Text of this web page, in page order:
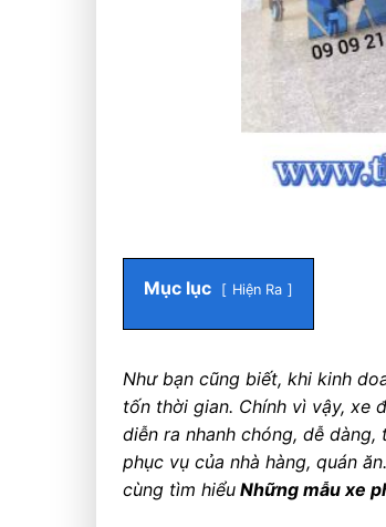
Mục lục Hiện Ra
Như bạn cũng biết, khi kinh
tốn thời gian. Chính vì vậy, xe
diễn ra nhanh chóng, dễ
phục vụ của nhà hàng, quán
cùng tìm hiểu Những mẫu xe